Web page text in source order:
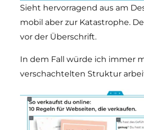
Sieht hervorragend aus am
mobil aber zur Katastrophe.
vor der Überschrift.
In dem Fall würde ich immer
verschachtelten Struktur